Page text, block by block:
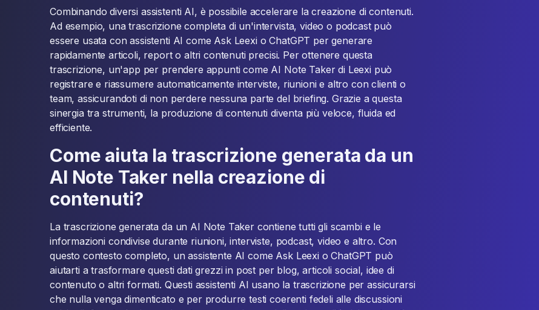
Combinando diversi assistenti AI, è possibile accelerare la creazione di contenuti.
Ad esempio, una trascrizione completa di un'intervista, video o podcast può
essere usata con assistenti AI come Ask Leexi o ChatGPT per generare
rapidamente articoli, report o altri contenuti precisi. Per ottenere questa
trascrizione, un'app per prendere appunti come AI Note Taker di Leexi può
registrare e riassumere automaticamente interviste, riunioni e altro con clienti o
team, assicurandoti di non perdere nessuna parte del briefing. Grazie a questa
sinergia tra strumenti, la produzione di contenuti diventa più veloce, fluida ed
efficiente.
Come aiuta la trascrizione generata da un
AI Note Taker nella creazione di
contenuti?
La trascrizione generata da un AI Note Taker contiene tutti gli scambi e le
informazioni condivise durante riunioni, interviste, podcast, video e altro. Con
questo contesto completo, un assistente AI come Ask Leexi o ChatGPT può
aiutarti a trasformare questi dati grezzi in post per blog, articoli social, idee di
contenuto o altri formati. Questi assistenti AI usano la trascrizione per assicurarsi
che nulla venga dimenticato e per produrre testi coerenti fedeli alle discussioni